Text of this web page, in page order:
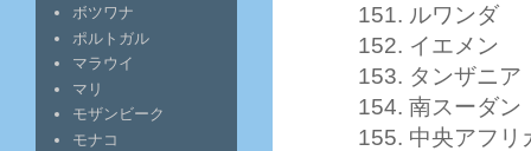
151. ルワンダ
152. イエメン
153. タンザニア
154. 南スーダン
155. 中央アフリ
ボツワナ
ポルトガル
マラウイ
マリ
モザンビーク
モナコ